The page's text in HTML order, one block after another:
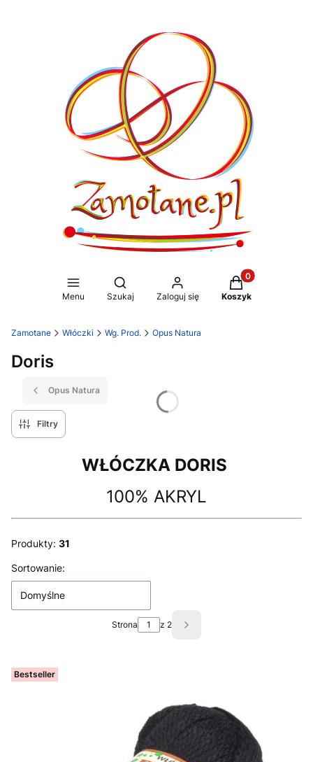
Menu
Otwórz wyszukiwarkę
Szukaj Zaloguj się
Produkty w
Koszyk
Zamotane Włóczki Wg. Prod. Opus Natura
Doris
Opus Natura
Filtry
WŁÓCZKA DORIS
100% AKRYL
Produkty: 31
Lista produktów
Sortowanie:
Domyślne
Strona z 2 Następne produkty
Bestseller